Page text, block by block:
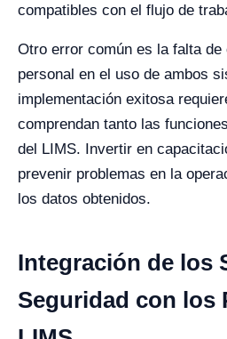
compatibles con el flujo de
Otro error común es la falta de
personal en el uso de ambos
implementación exitosa
comprendan tanto las
del LIMS. Invertir en
prevenir problemas en la
los datos obtenidos.
Integración de los
Seguridad con los